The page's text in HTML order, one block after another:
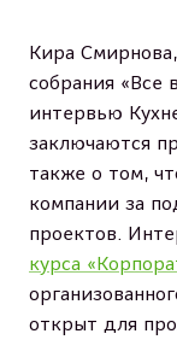
Кира
собрания «Все
интервью
заключаются
также о том,
компании за
проектов.
курса
открыт для